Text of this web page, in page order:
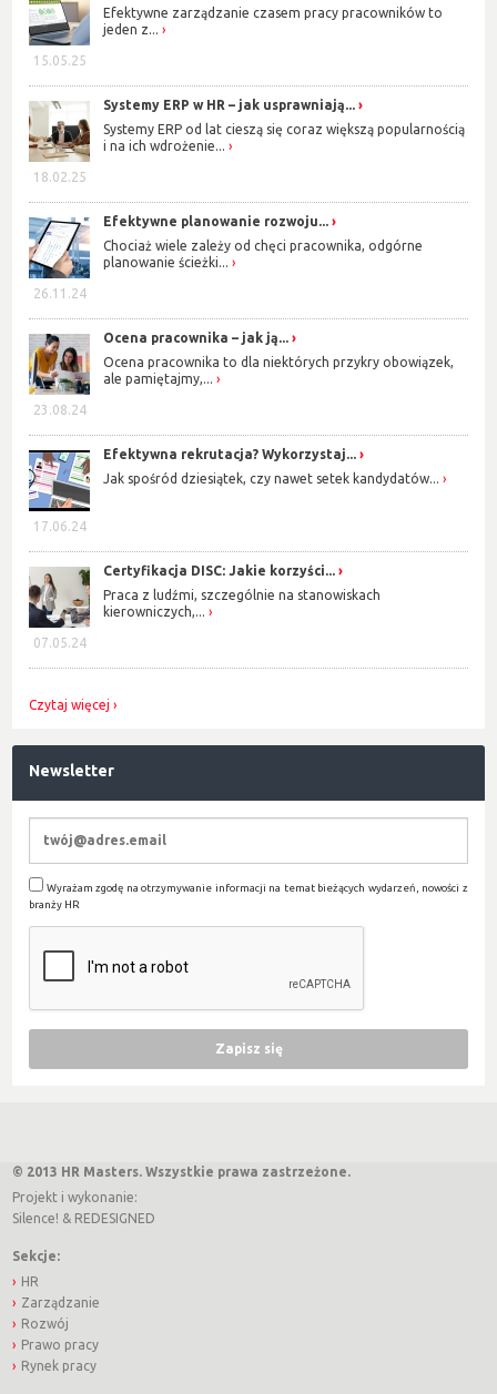
15.05.25
Efektywne zarządzanie czasem pracy pracowników to
jeden z...
18.02.25
Systemy ERP w HR – jak usprawniają...
Systemy ERP od lat cieszą się coraz większą popularnością
i na ich wdrożenie...
26.11.24
Efektywne planowanie rozwoju...
Chociaż wiele zależy od chęci pracownika, odgórne
planowanie ścieżki...
23.08.24
Ocena pracownika – jak ją...
Ocena pracownika to dla niektórych przykry obowiązek,
ale pamiętajmy,...
17.06.24
Efektywna rekrutacja? Wykorzystaj...
Jak spośród dziesiątek, czy nawet setek kandydatów...
07.05.24
Certyfikacja DISC: Jakie korzyści...
Praca z ludźmi, szczególnie na stanowiskach
kierowniczych,...
Czytaj więcej
Newsletter
Wyrażam zgodę na otrzymywanie informacji na temat bieżących wydarzeń, nowości z
branży HR
© 2013 HR Masters. Wszystkie prawa zastrzeżone.
Projekt i wykonanie:
Silence! & REDESIGNED
Sekcje:
HR
Zarządzanie
Rozwój
Prawo pracy
Rynek pracy